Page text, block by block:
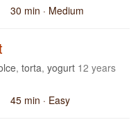
30 min · Medium
, torta, yogurt 12 years
45 min · Easy